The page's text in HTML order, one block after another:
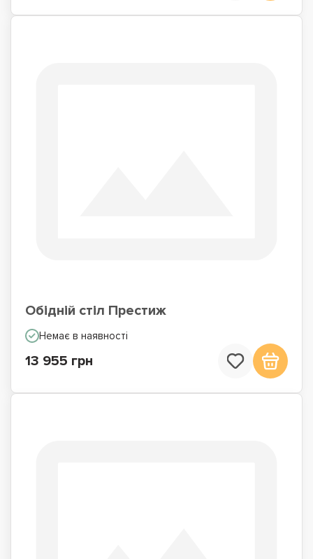
Обідній стіл Престиж
Немає в наявності
13 955 грн